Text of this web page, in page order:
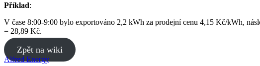
Příklad:
V čase 8:00-9:00 bylo exportováno 2,2 kWh za prodejní cenu 4,15 Kč/kWh,
= 28,89 Kč.
Zpět na wiki
Alfred Energy